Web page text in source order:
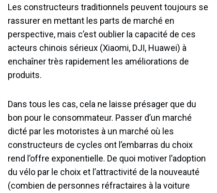
Les constructeurs traditionnels peuvent toujours se
rassurer en mettant les parts de marché en
perspective, mais c’est oublier la capacité de ces
acteurs chinois sérieux (Xiaomi, DJI, Huawei) à
enchaîner très rapidement les améliorations de
produits.
Dans tous les cas, cela ne laisse présager que du
bon pour le consommateur. Passer d’un marché
dicté par les motoristes à un marché où les
constructeurs de cycles ont l’embarras du choix
rend l’offre exponentielle. De quoi motiver l’adoption
du vélo par le choix et l’attractivité de la nouveauté
(combien de personnes réfractaires à la voiture